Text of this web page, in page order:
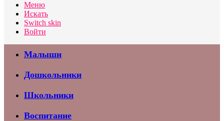
Меню
Искать
Switch skin
Войти
Малыши
Дошкольники
Школьники
Воспитание